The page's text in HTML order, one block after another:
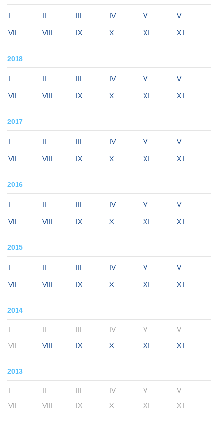
I II III IV V VI
VII VIII IX X XI XII
2018
I II III IV V VI
VII VIII IX X XI XII
2017
I II III IV V VI
VII VIII IX X XI XII
2016
I II III IV V VI
VII VIII IX X XI XII
2015
I II III IV V VI
VII VIII IX X XI XII
2014
I II III IV V VI
VII VIII IX X XI XII
2013
I II III IV V
VI
VII
VIII IX X XI XII